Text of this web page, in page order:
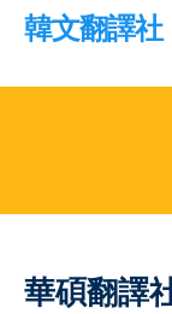
韓文翻譯社
華碩翻譯